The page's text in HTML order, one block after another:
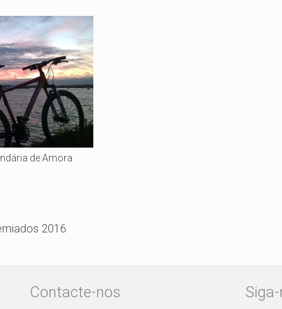
de Amora
2016
Contacte-nos